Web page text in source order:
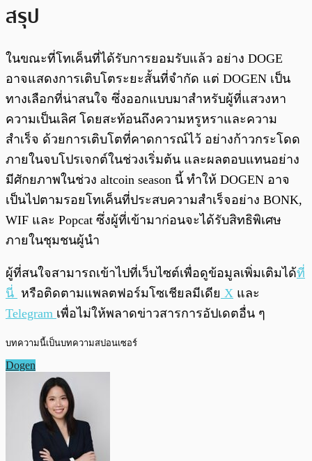
สรุป
ในขณะที่โทเค็นที่ได้รับการยอมรับแล้ว อย่าง DOGE
อาจแสดงการเติบโตระยะสั้นที่จำกัด แต่ DOGEN เป็น
ทางเลือกที่น่าสนใจ ซึ่งออกแบบมาสำหรับผู้ที่แสวงหา
ความเป็นเลิศ โดยสะท้อนถึงความหรูหราและความ
สำเร็จ ด้วยการเติบโตที่คาดการณ์ไว้ อย่างก้าวกระโดด
ภายในจบโปรเจกต์ในช่วงเริ่มต้น และผลตอบแทนอย่าง
มีศักยภาพในช่วง altcoin season นี้ ทำให้ DOGEN อาจ
เป็นไปตามรอยโทเค็นที่ประสบความสำเร็จอย่าง BONK,
WIF และ Popcat ซึ่งผู้ที่เข้ามาก่อนจะได้รับสิทธิพิเศษ
ภายในชุมชนผู้นำ
ผู้ที่สนใจสามารถเข้าไปที่เว็บไซต์เพื่อดูข้อมูลเพิ่มเติมได้ที่
นี่ หรือติดตามแพลตฟอร์มโซเชียลมีเดีย X และ
Telegram เพื่อไม่ให้พลาดข่าวสารการอัปเดตอื่น ๆ
บทความนี้เป็นบทความสปอนเซอร์
Dogen